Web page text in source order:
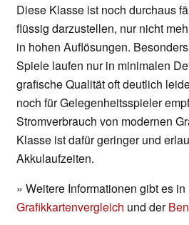
Diese Klasse ist noch durchaus
flüssig darzustellen, nur nicht
in hohen Auflösungen.
Spiele laufen nur in minimalen
grafische Qualität oft deutlich
noch für Gelegenheitsspieler
Stromverbrauch von modernen
Klasse ist dafür geringer und
Akkulaufzeiten.
» Weitere Informationen gibt es
Grafikkartenvergleich und der